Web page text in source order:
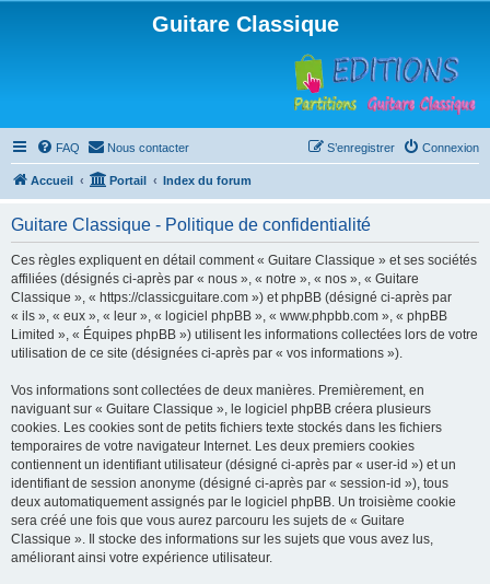
Guitare Classique
FAQ Nous contacter Connexion
S’enregistrer
Accueil Portail Index du forum
Guitare Classique - Politique de confidentialité
Ces règles expliquent en détail comment « Guitare Classique » et ses sociétés
affiliées (désignés ci-après par « nous », « notre », « nos », « Guitare
Classique », « https://classicguitare.com ») et phpBB (désigné ci-après par
« ils », « eux », « leur », « logiciel phpBB », « www.phpbb.com », « phpBB
Limited », « Équipes phpBB ») utilisent les informations collectées lors de votre
utilisation de ce site (désignées ci-après par « vos informations »).
Vos informations sont collectées de deux manières. Premièrement, en
naviguant sur « Guitare Classique », le logiciel phpBB créera plusieurs
cookies. Les cookies sont de petits fichiers texte stockés dans les fichiers
temporaires de votre navigateur Internet. Les deux premiers cookies
contiennent un identifiant utilisateur (désigné ci-après par « user-id ») et un
identifiant de session anonyme (désigné ci-après par « session-id »), tous
deux automatiquement assignés par le logiciel phpBB. Un troisième cookie
sera créé une fois que vous aurez parcouru les sujets de « Guitare
Classique ». Il stocke des informations sur les sujets que vous avez lus,
améliorant ainsi votre expérience utilisateur.